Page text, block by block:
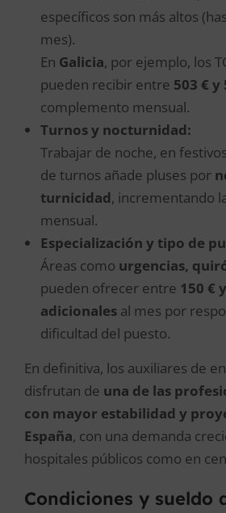
específicos son más altos
mes).
En Galicia, por ejemplo, los
pueden recibir entre 503 € y
complemento mensual.
Turnos y nocturnidad:
Trabajar de noche, en
de turnos añade pluses por
turnicidad, incrementando
mensual.
Especialización y tipo de
Áreas como urgencias,
pueden ofrecer entre 150 €
adicionales al mes por
dificultad del puesto.
En definitiva, los auxiliares de
disfrutan de una de las
con mayor estabilidad y
España, con una demanda
hospitales públicos como en
Condiciones y sueldo